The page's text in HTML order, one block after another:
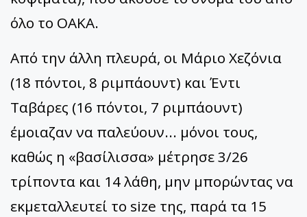
όλο το ΟΑΚΑ.
Από την άλλη πλευρά, οι Μάριο Χεζόνια
(18 πόντοι, 8 ριμπάουντ) και Έντι
Ταβάρες (16 πόντοι, 7 ριμπάουντ)
έμοιαζαν να παλεύουν... μόνοι τους,
καθώς η «βασίλισσα» μέτρησε 3/26
τρίποντα και 14 λάθη, μην μπορώντας να
εκμεταλλευτεί το size της, παρά τα 15